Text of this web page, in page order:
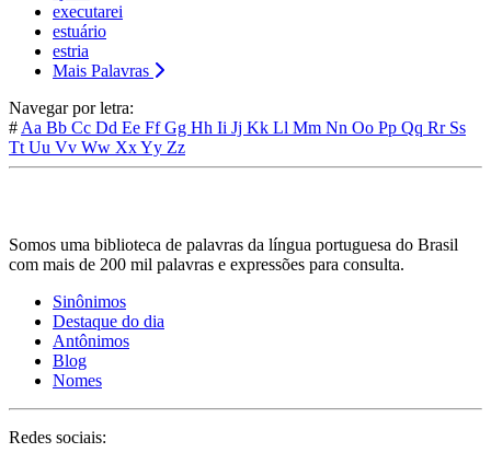
executarei
estuário
estria
Mais Palavras
Navegar por letra:
# Aa Bb Cc Dd Ee FfGg Hh Ii Jj Kk Ll Mm Nn Oo Pp Qq Rr Ss
Tt Uu Vv Ww XxYy Zz
Somos uma biblioteca de palavras da língua portuguesa do Brasil
com mais de 200 mil palavras e expressões para consulta.
Sinônimos
Destaque do dia
Antônimos
Blog
Nomes
Redes sociais: